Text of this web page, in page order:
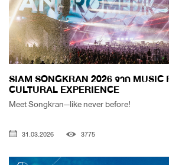
SIAM SONGKRAN 2026 จาก MUSIC
CULTURAL EXPERIENCE
Meet Songkran—like never before!
31.03.2026 3775